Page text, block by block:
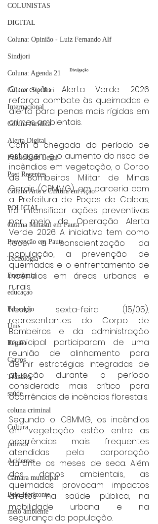
COLUNISTAS
DIGITAL
Coluna: Opinião - Luiz Fernando Alf
Sindjori
Coluna: Agenda 21
Coluna: SindJori
Internacional
Coluna Jurídica
Alerta Digital
Publicidade Legal
Post Recentes
Coluna Arte e Cultura em Ação
POLICIAL
Coluna Minasul em Pauta
Prevenção em Pauta
Tecnologia
Economia
educaçao
Educação
Unis
Região
Carros
Trânsito
saúde
coluna criminal
Cultura
politica
Acidentes
Câmara municipal
Belo Horizonte
meio ambiente
Divulgação
Operação Alerta Verde 2026
reforça combate às queimadas e
alerta para penas mais rígidas em
crimes ambientais.
Com a chegada do período de
estiagem e o aumento do risco de
incêndios em vegetação, o Corpo
de Bombeiros Militar de Minas
Gerais (CBMMG), em parceria com
a Prefeitura de Poços de Caldas,
irá intensificar ações preventivas
por meio da Operação Alerta
Verde 2026. A iniciativa tem como
foco a conscientização da
população, a prevenção de
queimadas e o enfrentamento de
incêndios em áreas urbanas e
rurais.
Nesta sexta-feira (15/05),
representantes do Corpo de
Bombeiros e da administração
municipal participaram de uma
reunião de alinhamento para
definir estratégias integradas de
atuação durante o período
considerado mais crítico para
ocorrências de incêndios florestais.
Segundo o CBMMG, os incêndios
em vegetação estão entre as
ocorrências mais frequentes
atendidas pela corporação
durante os meses de seca. Além
dos danos ambientais, as
queimadas provocam impactos
diretos na saúde pública, na
mobilidade urbana e na
segurança da população.